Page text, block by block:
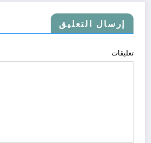
إرسال التعليق
تعليقات